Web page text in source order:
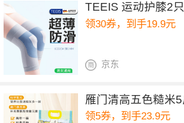
TEEIS 运动护膝2
领30券，到手19.9元
京东
雁门清高五色糙米5
领5券，到手23.9元